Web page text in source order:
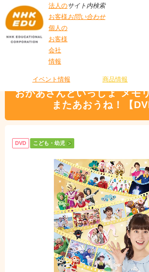
法人の
お客様
個人の
お客様
会社
情報
サイト内検索
お問い合わせ
イベント情報 商品情報
おうね！【DVD】
おかあさんといっしょ メモ
またあおうね！【
DVD こども・幼児